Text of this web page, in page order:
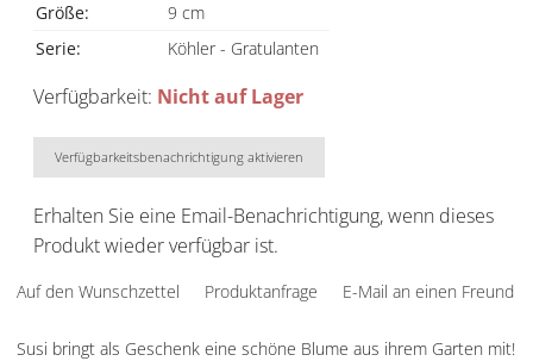
Größe:
9 cm
Serie:
Köhler - Gratulanten
Verfügbarkeit: Nicht auf Lager
Verfügbarkeitsbenachrichtigung aktivieren
Erhalten Sie eine Email-Benachrichtigung, wenn dieses
Produkt wieder verfügbar ist.
Auf den Wunschzettel Produktanfrage E-Mail an einen Freund
Susi bringt als Geschenk eine schöne Blume aus ihrem Garten mit!